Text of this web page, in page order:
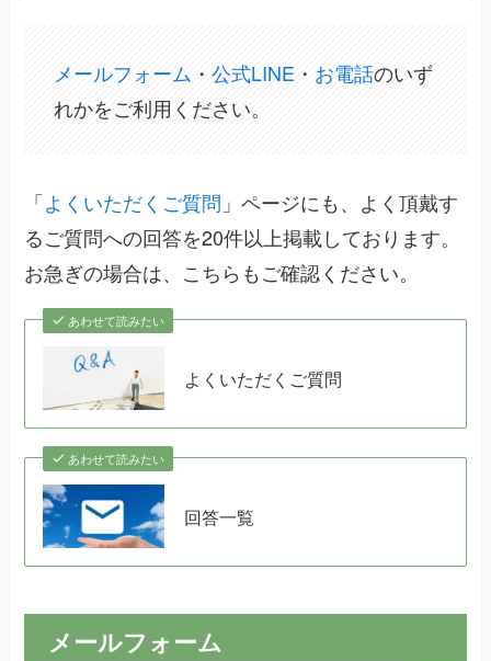
メールフォーム ・公式LINE ・ お電話のいず
れかをご利用ください。
「よくいただくご質問 」ページにも、よく頂戴す
るご質問への回答を20件以上掲載しております。
お急ぎの場合は、こちらもご確認ください。
あわせて読みたい
よくいただくご質問
あわせて読みたい
回答一覧
メールフォーム